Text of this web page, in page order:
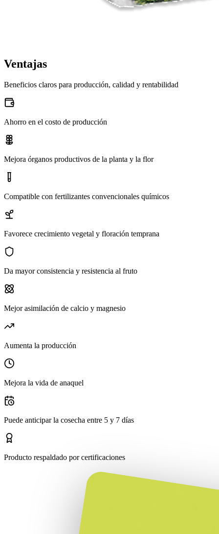
Ventajas
Beneficios claros para producción, calidad y rentabilidad
Ahorro en el costo de producción
Mejora órganos productivos de la planta y la flor
Compatible con fertilizantes convencionales químicos
Favorece crecimiento vegetal y floración temprana
Da mayor consistencia y resistencia al fruto
Mejor asimilación de calcio y magnesio
Aumenta la producción
Mejora la vida de anaquel
Puede anticipar la cosecha entre 5 y 7 días
Producto respaldado por certificaciones